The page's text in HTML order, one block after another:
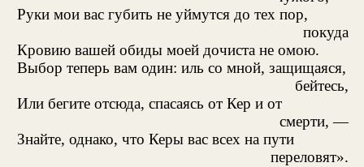
Руки мои вас губить не уймутся до тех пор,
покуда
Кровию вашей обиды моей дочиста не омою.
Выбор теперь вам один: иль со мной, защищаяся,
бейтесь,
Или бегите отсюда, спасаясь от Кер и от
смерти, —
Знайте, однако, что Керы вас всех на пути
переловят».